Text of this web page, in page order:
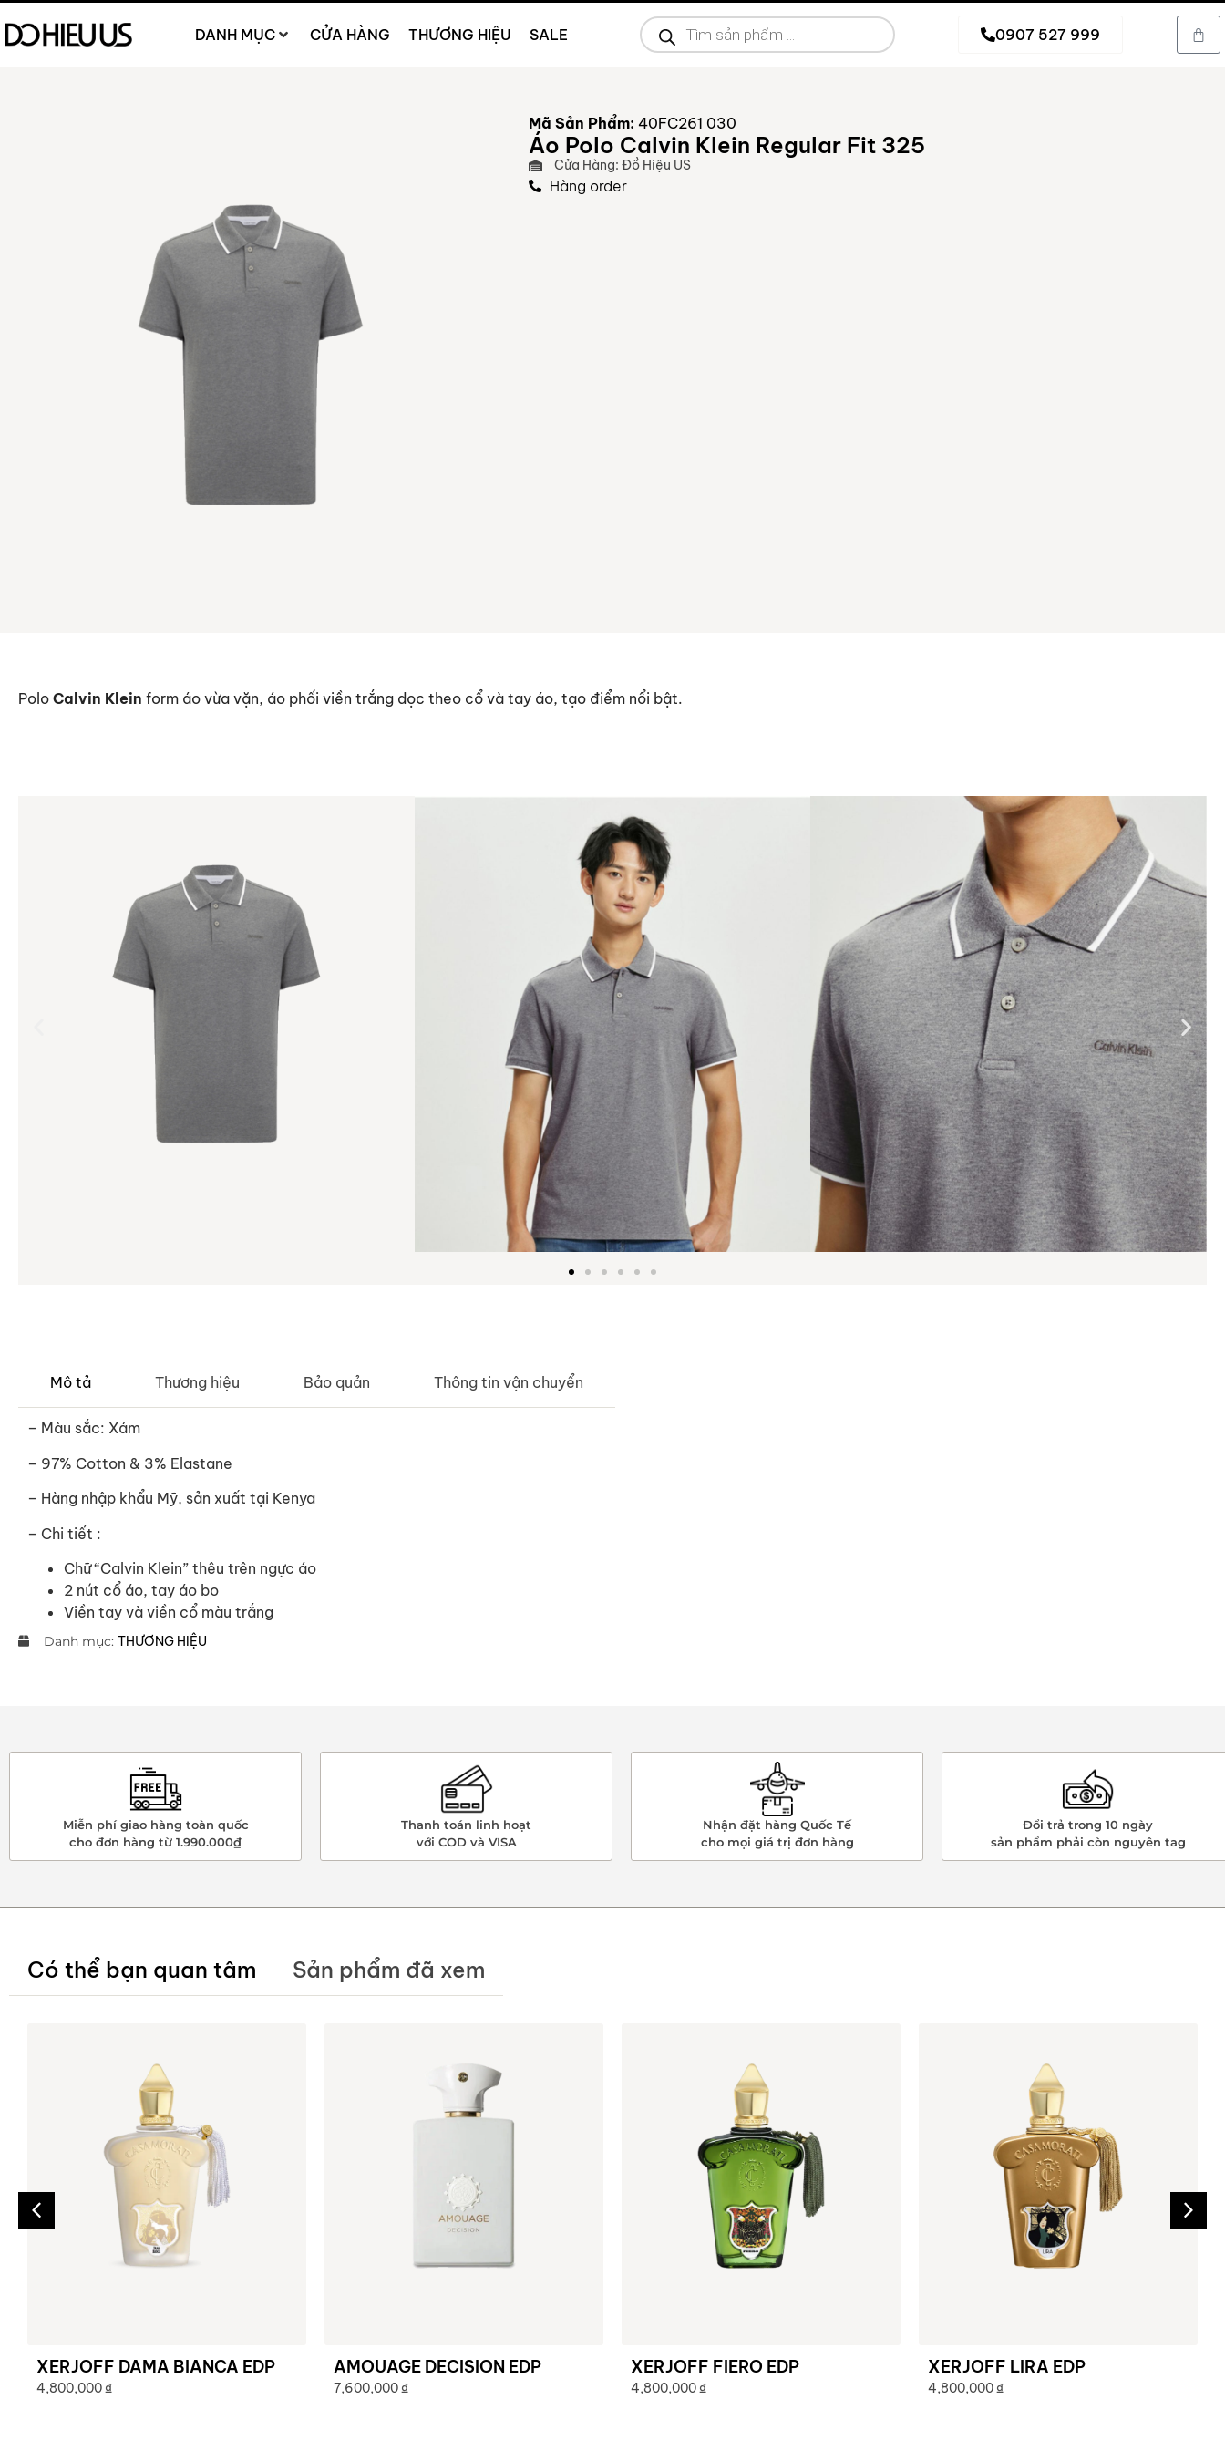
DANH MỤC CỬA HÀNG THƯƠNG HIỆU SALE 0907 527 999
Mã Sản Phẩm: 40FC261 030
Áo Polo Calvin Klein Regular Fit 325
Cửa Hàng: Đồ Hiệu US
Hàng order
Polo Calvin Klein form áo vừa vặn, áo phối viền trắng dọc theo cổ và tay áo, tạo điểm nổi bật.
Mô tả Thương hiệu Bảo quản Thông tin vận chuyển
– Màu sắc: Xám
– 97% Cotton & 3% Elastane
– Hàng nhập khẩu Mỹ, sản xuất tại Kenya
– Chi tiết :
Chữ “Calvin Klein” thêu trên ngực áo
2 nút cổ áo, tay áo bo
Viền tay và viền cổ màu trắng
Danh mục: THƯƠNG HIỆU
Miễn phí giao hàng toàn quốc
cho đơn hàng từ 1.990.000₫
Thanh toán linh hoạt
với COD và VISA
Nhận đặt hàng Quốc Tế
cho mọi giá trị đơn hàng
Đổi trả trong 10 ngày
sản phẩm phải còn nguyên tag
Có thể bạn quan tâm Sản phẩm đã xem
XERJOFF DAMA BIANCA EDP
4,800,000 ₫
AMOUAGE DECISION EDP
7,600,000 ₫
XERJOFF FIERO EDP
4,800,000 ₫
XERJOFF LIRA EDP
4,800,000 ₫